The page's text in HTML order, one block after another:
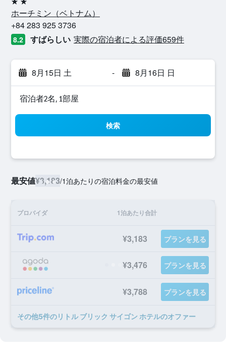
2つ星
ホーチミン​（ベトナム​）​
+84 283 925 3736
8.2 すばらしい 実際の宿泊者による評価659​件
8月15日 土 - 8月16日 日
宿泊者2名, 1​部屋
検索
最安値¥3,183/1泊あたりの宿泊料金の最安値
プロバイダ 1泊あたり合計
¥3,183 プランを見る
¥3,476 プランを見る
¥3,788 プランを見る
​その他5​件のリトル ブリック サイゴン ホテルのオファー